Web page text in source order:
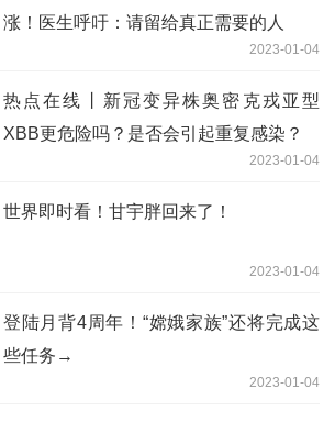
涨！医生呼吁：请留给真正需要的人
2023-01-04
热点在线丨新冠变异株奥密克戎亚型
XBB更危险吗？是否会引起重复感染？
2023-01-04
世界即时看！甘宇胖回来了！
2023-01-04
登陆月背4周年！“嫦娥家族”还将完成这
些任务→
2023-01-04